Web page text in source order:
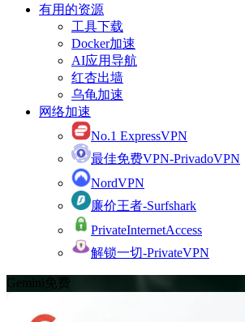
有用的资源
工具下载
Docker加速
AI应用导航
红杏出墙
乌龟加速
网络加速
No.1 ExpressVPN
最佳免费VPN-PrivadoVPN
NordVPN
廉价王者-Surfshark
PrivateInternetAccess
解锁一切-PrivateVPN
Gemini免费